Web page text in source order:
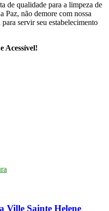
de qualidade para a limpeza de
Paz, não demore com nossa
servir seu estabelecimento
Acessível!
Ville Sainte Helene